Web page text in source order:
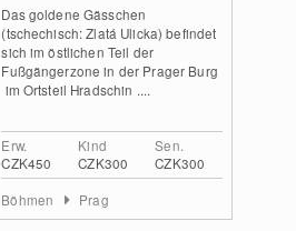
Das goldene Gässchen
(tschechisch: Zlatá Ulicka) befindet
sich im östlichen Teil der
Fußgängerzone in der Prager Burg
im Ortsteil Hradschin ....
Erw.
CZK450
Kind
CZK300
Sen.
CZK300
Böhmen Prag